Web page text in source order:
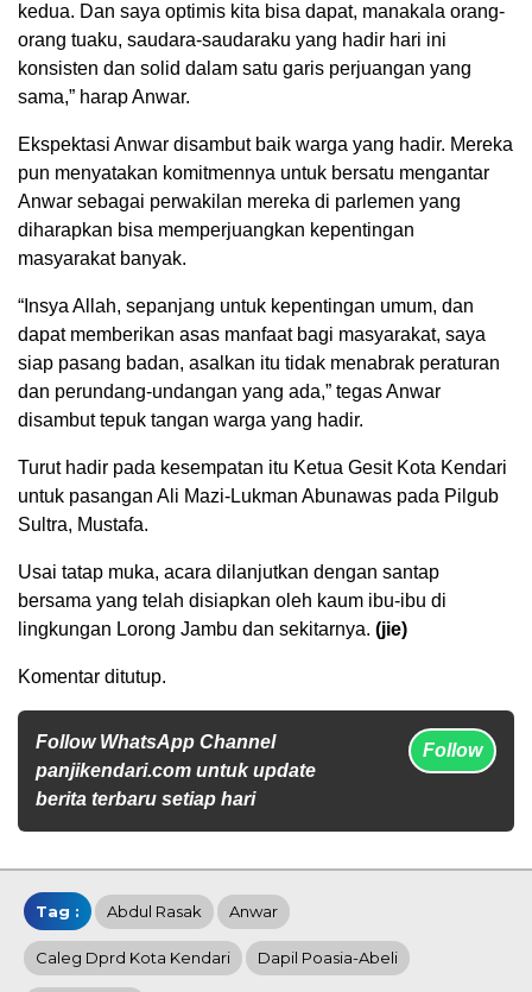
kedua. Dan saya optimis kita bisa dapat, manakala orang-
orang tuaku, saudara-saudaraku yang hadir hari ini
konsisten dan solid dalam satu garis perjuangan yang
sama,” harap Anwar.
Ekspektasi Anwar disambut baik warga yang hadir. Mereka
pun menyatakan komitmennya untuk bersatu mengantar
Anwar sebagai perwakilan mereka di parlemen yang
diharapkan bisa memperjuangkan kepentingan
masyarakat banyak.
“Insya Allah, sepanjang untuk kepentingan umum, dan
dapat memberikan asas manfaat bagi masyarakat, saya
siap pasang badan, asalkan itu tidak menabrak peraturan
dan perundang-undangan yang ada,” tegas Anwar
disambut tepuk tangan warga yang hadir.
Turut hadir pada kesempatan itu Ketua Gesit Kota Kendari
untuk pasangan Ali Mazi-Lukman Abunawas pada Pilgub
Sultra, Mustafa.
Usai tatap muka, acara dilanjutkan dengan santap
bersama yang telah disiapkan oleh kaum ibu-ibu di
lingkungan Lorong Jambu dan sekitarnya. (jie)
Komentar ditutup.
Follow WhatsApp Channel
panjikendari.com untuk update
berita terbaru setiap hari
Follow
Tag : Abdul Rasak Anwar
Caleg Dprd Kota Kendari Dapil Poasia-Abeli